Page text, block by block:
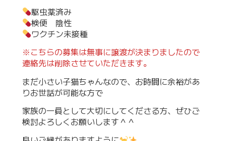
駆虫薬済み
検便 陰性
ワクチン未接種
※こちらの募集は無事に譲渡が決まりましたので
連絡先は削除させていただきます。
まだ小さい子猫ちゃんなので、お時間に余裕があ
りお世話が可能な方で
家族の一員として大切にしてくださる方、ぜひご
検討よろしくお願いします＾＾